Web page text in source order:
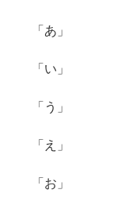
「あ」
「い」
「う」
「え」
「お」